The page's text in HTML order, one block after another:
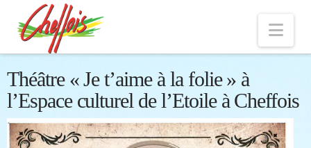
Théâtre « Je t’aime à la folie » à
l’Espace culturel de l’Etoile à Cheffois